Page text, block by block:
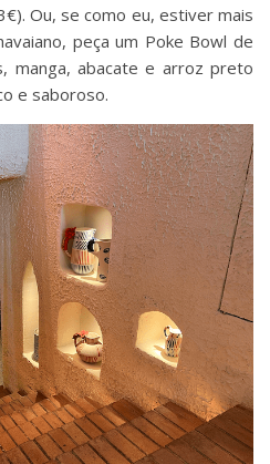
Ou, se como eu, estiver mais
peça um Poke Bowl de
manga, abacate e arroz preto
e saboroso.